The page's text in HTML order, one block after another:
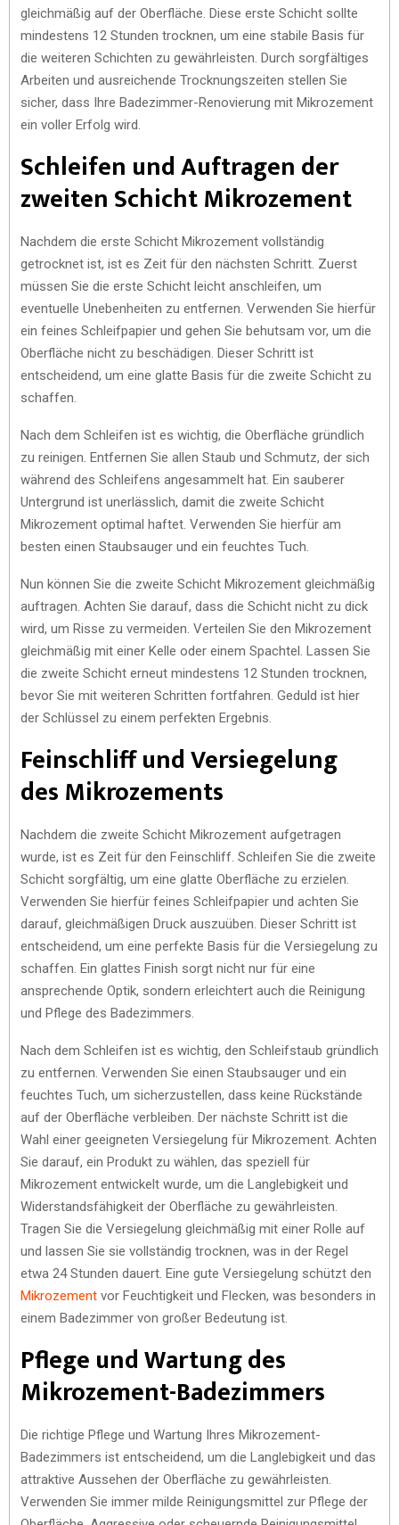
gleichmäßig auf der Oberfläche. Diese erste Schicht sollte
mindestens 12 Stunden trocknen, um eine stabile Basis für
die weiteren Schichten zu gewährleisten. Durch sorgfältiges
Arbeiten und ausreichende Trocknungszeiten stellen Sie
sicher, dass Ihre Badezimmer-Renovierung mit Mikrozement
ein voller Erfolg wird.
Schleifen und Auftragen der
zweiten Schicht Mikrozement
Nachdem die erste Schicht Mikrozement vollständig
getrocknet ist, ist es Zeit für den nächsten Schritt. Zuerst
müssen Sie die erste Schicht leicht anschleifen, um
eventuelle Unebenheiten zu entfernen. Verwenden Sie hierfür
ein feines Schleifpapier und gehen Sie behutsam vor, um die
Oberfläche nicht zu beschädigen. Dieser Schritt ist
entscheidend, um eine glatte Basis für die zweite Schicht zu
schaffen.
Nach dem Schleifen ist es wichtig, die Oberfläche gründlich
zu reinigen. Entfernen Sie allen Staub und Schmutz, der sich
während des Schleifens angesammelt hat. Ein sauberer
Untergrund ist unerlässlich, damit die zweite Schicht
Mikrozement optimal haftet. Verwenden Sie hierfür am
besten einen Staubsauger und ein feuchtes Tuch.
Nun können Sie die zweite Schicht Mikrozement gleichmäßig
auftragen. Achten Sie darauf, dass die Schicht nicht zu dick
wird, um Risse zu vermeiden. Verteilen Sie den Mikrozement
gleichmäßig mit einer Kelle oder einem Spachtel. Lassen Sie
die zweite Schicht erneut mindestens 12 Stunden trocknen,
bevor Sie mit weiteren Schritten fortfahren. Geduld ist hier
der Schlüssel zu einem perfekten Ergebnis.
Feinschliff und Versiegelung
des Mikrozements
Nachdem die zweite Schicht Mikrozement aufgetragen
wurde, ist es Zeit für den Feinschliff. Schleifen Sie die zweite
Schicht sorgfältig, um eine glatte Oberfläche zu erzielen.
Verwenden Sie hierfür feines Schleifpapier und achten Sie
darauf, gleichmäßigen Druck auszuüben. Dieser Schritt ist
entscheidend, um eine perfekte Basis für die Versiegelung zu
schaffen. Ein glattes Finish sorgt nicht nur für eine
ansprechende Optik, sondern erleichtert auch die Reinigung
und Pflege des Badezimmers.
Nach dem Schleifen ist es wichtig, den Schleifstaub gründlich
zu entfernen. Verwenden Sie einen Staubsauger und ein
feuchtes Tuch, um sicherzustellen, dass keine Rückstände
auf der Oberfläche verbleiben. Der nächste Schritt ist die
Wahl einer geeigneten Versiegelung für Mikrozement. Achten
Sie darauf, ein Produkt zu wählen, das speziell für
Mikrozement entwickelt wurde, um die Langlebigkeit und
Widerstandsfähigkeit der Oberfläche zu gewährleisten.
Tragen Sie die Versiegelung gleichmäßig mit einer Rolle auf
und lassen Sie sie vollständig trocknen, was in der Regel
etwa 24 Stunden dauert. Eine gute Versiegelung schützt den
Mikrozement vor Feuchtigkeit und Flecken, was besonders in
einem Badezimmer von großer Bedeutung ist.
Pflege und Wartung des
Mikrozement-Badezimmers
Die richtige Pflege und Wartung Ihres Mikrozement-
Badezimmers ist entscheidend, um die Langlebigkeit und das
attraktive Aussehen der Oberfläche zu gewährleisten.
Verwenden Sie immer milde Reinigungsmittel zur Pflege der